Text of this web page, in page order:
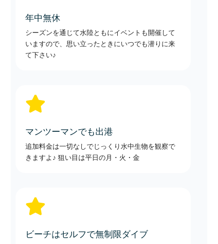
年中無休
シーズンを通じて水陸ともにイベントも開催して
いますので、思い立ったときにいつでも潜りに来
て下さい♪

マンツーマンでも出港
追加料金は一切なしでじっくり水中生物を観察で
きますよ♪ 狙い目は平日の月・火・金

ビーチはセルフで無制限ダイブ